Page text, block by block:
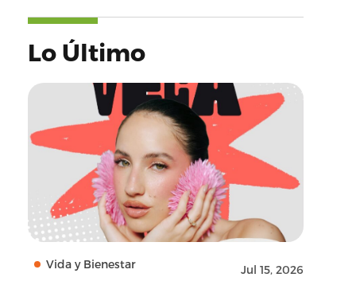
Lo Último
Vida y Bienestar Jul 15, 2026